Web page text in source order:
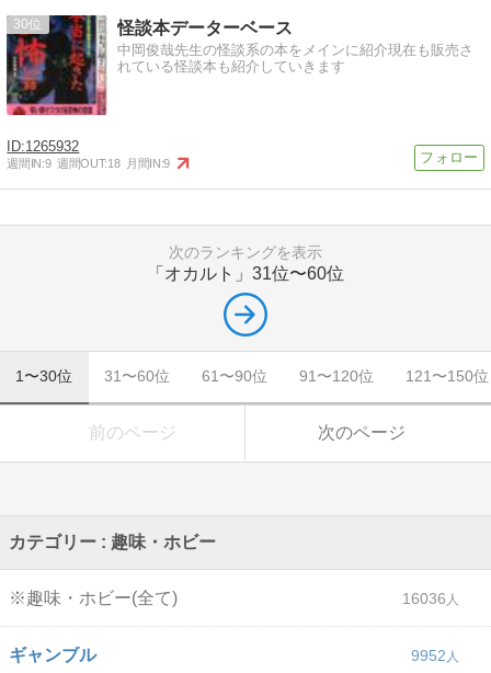
30 怪談本データーベース
中岡俊哉先生の怪談系の本をメインに紹介現在も販売さ
れている怪談本も紹介していきます
1265932
週間IN:9 週間OUT:18 月間IN:9
次のランキングを表示
「オカルト」 31位〜60位
1〜30位 31〜60位 61〜90位 91〜120位 121〜150位
前のページ 次のページ
カテゴリー : 趣味・ホビー
※趣味・ホビー(全て) 16036
ギャンブル 9952